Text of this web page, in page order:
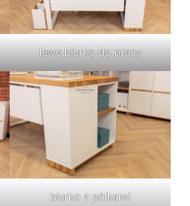
lewe biurko do pracy
biurko z półkami